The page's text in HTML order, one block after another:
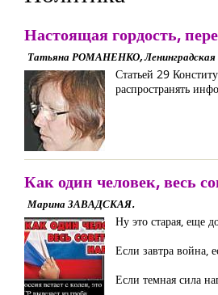
Настоящая гордость,
Татьяна РОМАНЕНКО, Ленинградская
Статьей 29
распространять
Как один человек, весь
Марина ЗАВАДСКАЯ.
Ну это старая, еще
Если завтра война,
Если темная сила